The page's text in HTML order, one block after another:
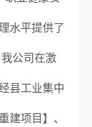
水平提供了
公司在激
县工业集中
建项目】、